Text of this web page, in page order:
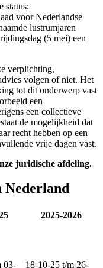
status:
voor Nederlandse
lustrumjaren
(5 mei) een
verplichting,
volgen of niet. Het
tot dit onderwerp vast
een
een collectieve
de mogelijkheid dat
recht hebben op een
vrije dagen vast.
juridische afdeling.
Nederland
2025-2026
03- 18-10-25 t/m 26-